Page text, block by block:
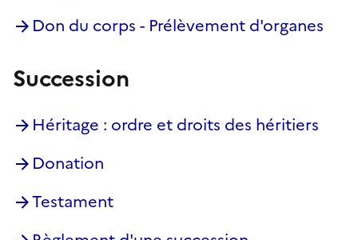
Don du corps - Prélèvement d'organes
Succession
Héritage : ordre et droits des héritiers
Donation
Testament